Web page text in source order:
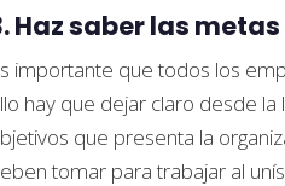
Haz saber las
importante que todos los
hay que dejar claro desde
que presenta la
tomar para trabajar al